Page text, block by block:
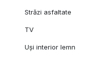
Străzi asfaltate
TV
Uși interior lemn